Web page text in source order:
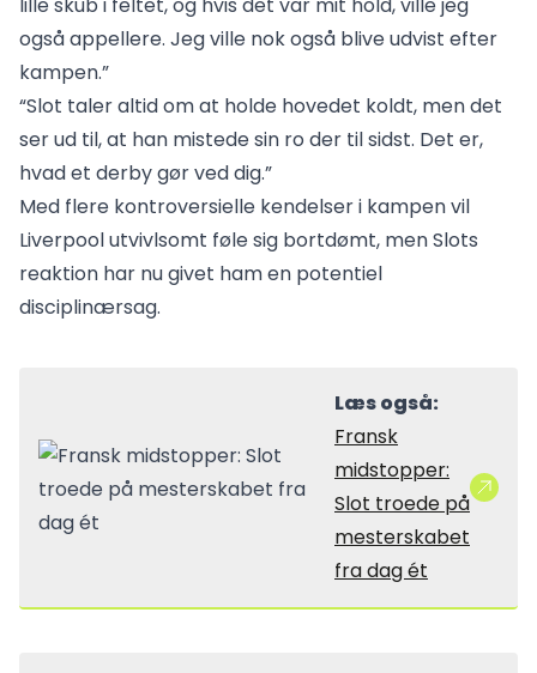
også appellere. Jeg ville nok også blive udvist efter
kampen.”
“Slot taler altid om at holde hovedet koldt, men det
ser ud til, at han mistede sin ro der til sidst. Det er,
hvad et derby gør ved dig.”
Med flere kontroversielle kendelser i kampen vil
Liverpool utvivlsomt føle sig bortdømt, men Slots
reaktion har nu givet ham en potentiel
disciplinærsag.
Læs også:
Fransk
midstopper:
Slot troede på
mesterskabet
fra dag ét